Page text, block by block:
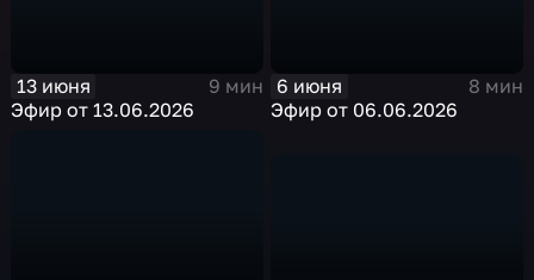
13 июня
9 мин
Эфир от 13.06.2026
6 июня
8 мин
Эфир от 06.06.2026